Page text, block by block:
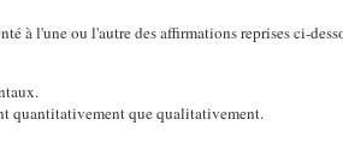
à l'une ou l'autre des affirmations reprises ci-
quantitativement que qualitativement.